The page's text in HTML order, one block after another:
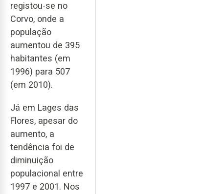
registou-se no
Corvo, onde a
população
aumentou de 395
habitantes (em
1996) para 507
(em 2010).
Já em Lages das
Flores, apesar do
aumento, a
tendência foi de
diminuição
populacional entre
1997 e 2001. Nos